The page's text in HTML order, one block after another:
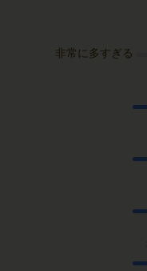
非常に多すぎる